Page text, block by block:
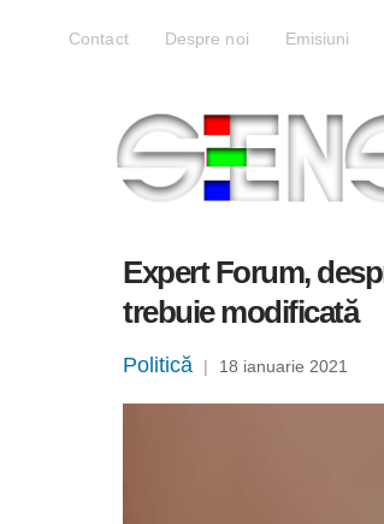
Contact Despre noi Emisiuni
Expert Forum,
trebuie modificată
Politică | 18 ianuarie 2021